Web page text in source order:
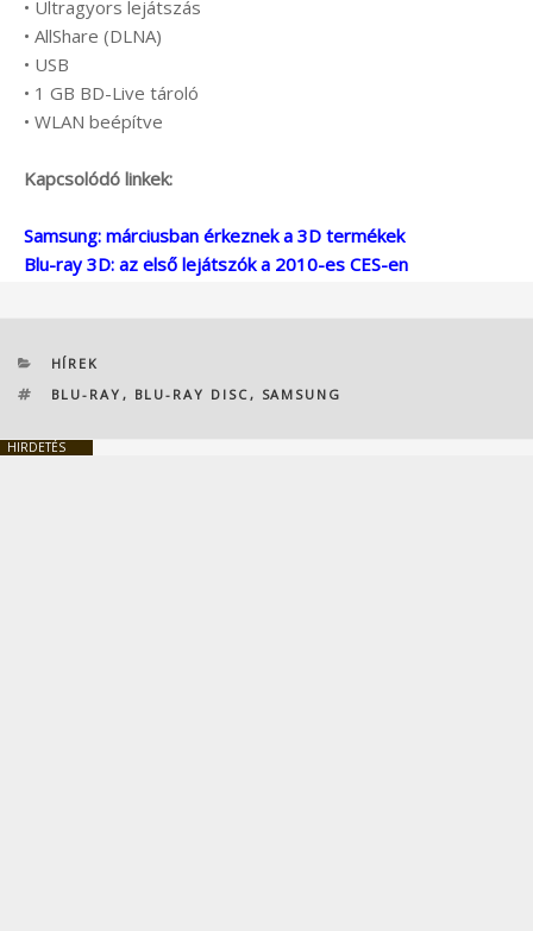
• Ultragyors lejátszás
• AllShare (DLNA)
• USB
• 1 GB BD-Live tároló
• WLAN beépítve
Kapcsolódó linkek:
Samsung: márciusban érkeznek a 3D termékek
Blu-ray 3D: az első lejátszók a 2010-es CES-en
KATEGÓRIÁK
HÍREK
CÍMKÉK
BLU-RAY , BLU-RAY DISC, SAMSUNG
HIRDETÉS